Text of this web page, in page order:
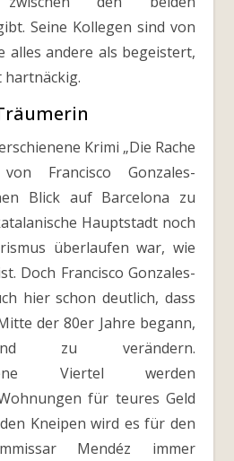
Seine Kollegen sind von
alles andere als begeistert,
hartnäckig.
Krimi „Die Rache
Francisco Gonzales-
Blick auf Barcelona zu
Hauptstadt noch
überlaufen war, wie
Doch Francisco Gonzales-
hier schon deutlich, dass
der 80er Jahre begann,
zu verändern.
Viertel werden
für teures Geld
Kneipen wird es für den
Mendéz immer